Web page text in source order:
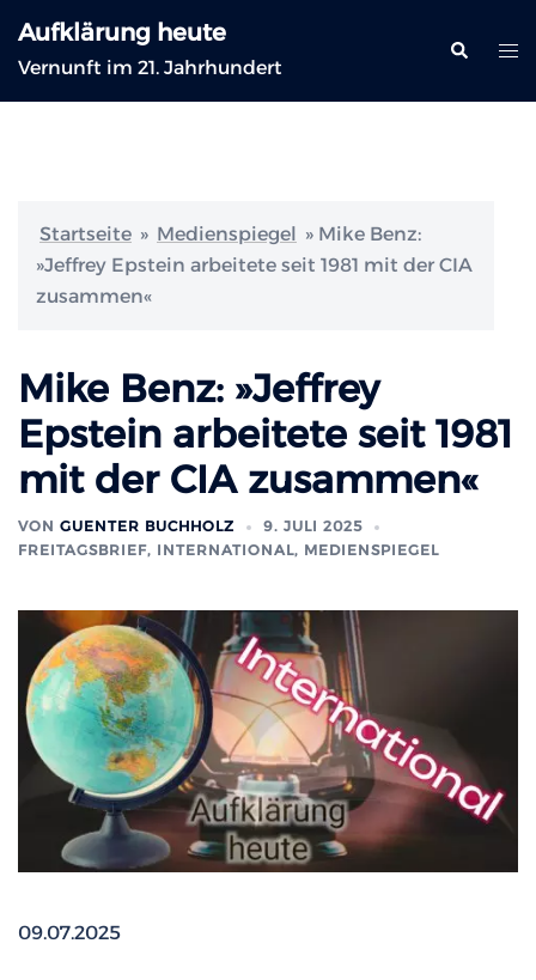
Inhalt
springen
Aufklärung heute
Vernunft im 21. Jahrhundert
Suche
Startseite » Medienspiegel » Mike Benz:
»Jeffrey Epstein arbeitete seit 1981 mit der CIA
zusammen«
Mike Benz: »Jeffrey
Epstein arbeitete seit 1981
mit der CIA zusammen«
VON GUENTER BUCHHOLZ
9. JULI 2025
FREITAGSBRIEF, INTERNATIONAL, MEDIENSPIEGEL
09.07.2025